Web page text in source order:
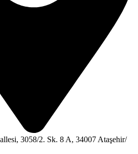
3058/2. Sk. 8 A, 34007 Ataşehir/